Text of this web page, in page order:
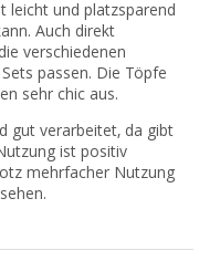
leicht und platzsparend
Auch direkt
verschiedenen
passen. Die Töpfe
sehr chic aus.
gut verarbeitet, da gibt
ist positiv
mehrfacher Nutzung